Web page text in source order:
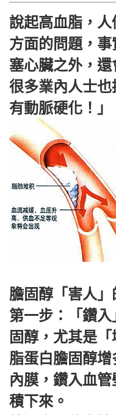
說起高血脂，
方面的問題，
塞心臟之外，還
很多業內人士
有動脈硬化！」
膽固醇「害人」
第一步：「鑽
固醇，尤其是
脂蛋白膽固醇
內膜，鑽入血
積下來。